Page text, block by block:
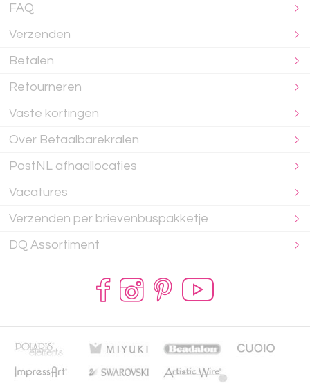
FAQ
Verzenden
Betalen
Retourneren
Vaste kortingen
Over Betaalbarekralen
PostNL afhaallocaties
Vacatures
Verzenden per brievenbuspakketje
DQ Assortiment